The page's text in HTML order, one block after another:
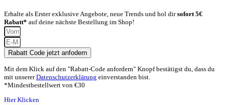
Erhalte als Erster exklusive Angebote, neue Trends und hol dirsofort 5€
Rabatt* auf deine nächste Bestellung im Shop!
Rabatt Code jetzt anfodern
Mit dem Klick auf den "Rabatt-Code anfordern" Knopf bestätigst du, dass du
mit unsererDatenschutzerklärung einverstanden bist.
*Mindestbestellwert von €30
Hier Klicken